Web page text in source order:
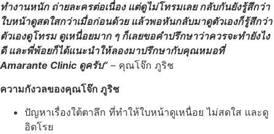
ทำงานหนัก ถ่ายละครต่อเนื่อง แต่ดูไม่โทรมเลย กลับกันยังรู้สึกว่า
ใบหน้าดูสดใสกว่าเมื่อก่อนด้วย แล้วพอหันกลับมาดูตัวเองก็รู้สึกว่า
ตัวเองดูโทรม ดูเหนื่อยมาก ๆ ก็เลยขอคำปรึกษาว่าควรจะทำยังไง
ดี และพี่พ้อยก็ได้แนะนำให้ลองมาปรึกษากับคุณหมอที่
Amarante Clinic ดูครับ” – คุณโจ๊ก ภูริช
ความกังวลของคุณโจ๊ก ภูริช
ปัญหาเรื่องใต้ตาลึก ที่ทำให้ใบหน้าดูเหนื่อย ไม่สดใส และดู
อิดโรย